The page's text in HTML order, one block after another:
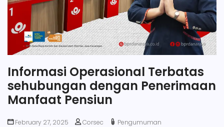
Informasi Operasional Terbatas
sehubungan dengan Penerimaan
Manfaat Pensiun
February 27, 2025 Corsec
Pengumuman